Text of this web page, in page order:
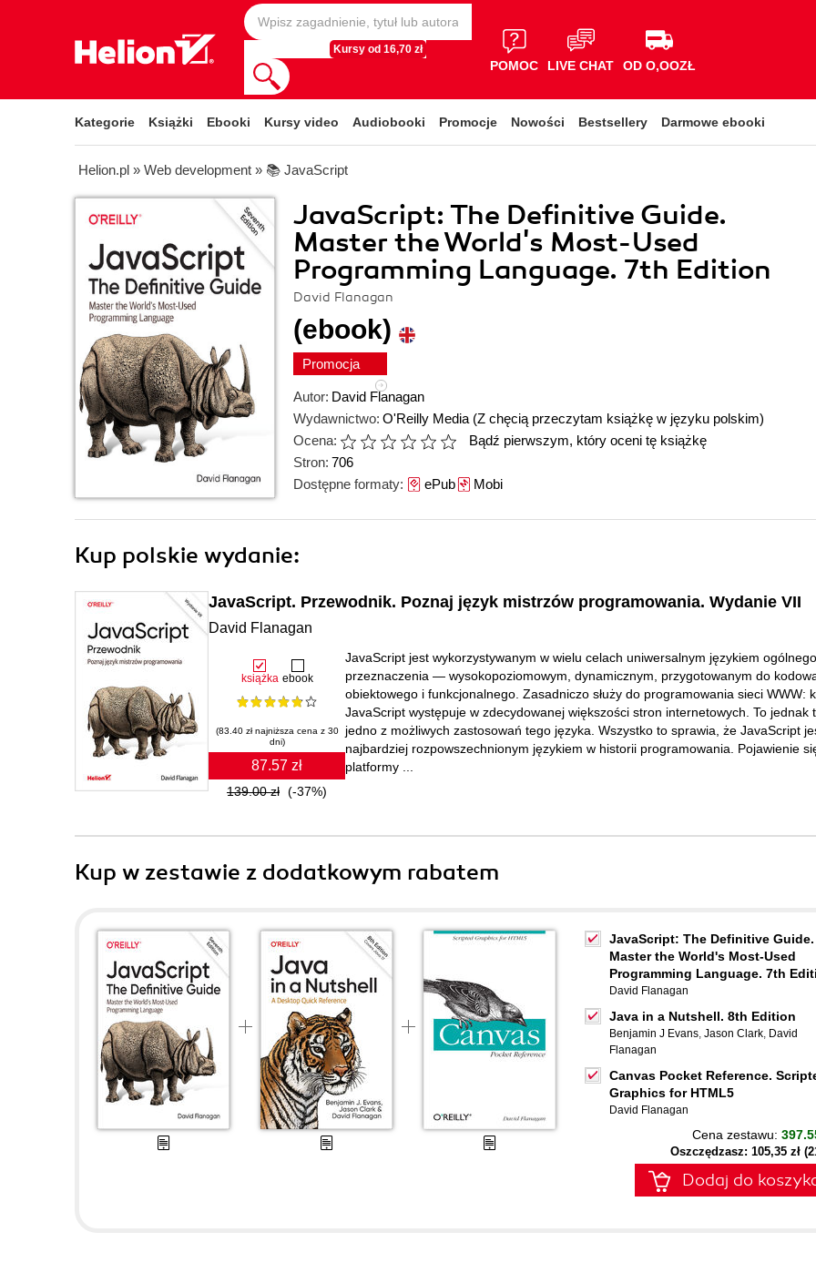
Kursy od 16,70 zł
POMOC LIVE CHAT OD O,OOZŁ
Kategorie Książki Ebooki Kursy video Audiobooki Promocje Nowości Bestsellery Darmowe ebooki
Helion.pl » Web development » 📚 JavaScript
JavaScript: The Definitive Guide.
Master the World's Most-Used
Programming Language. 7th Edition
David Flanagan
(ebook)
Promocja
Autor: David Flanagan
Wydawnictwo: O'Reilly Media (Z chęcią przeczytam książkę w języku polskim)
Ocena:
Bądź pierwszym, który oceni tę książkę
Stron: 706
Dostępne formaty: ePubMobi
Kup polskie wydanie:
JavaScript. Przewodnik. Poznaj język mistrzów programowania. Wydanie VII
David Flanagan
książka ebook
(83.40 zł najniższa cena z 30
dni)
87.57 zł
139.00 zł (-37%)
JavaScript jest wykorzystywanym w wielu celach uniwersalnym językiem ogólnego
przeznaczenia — wysokopoziomowym, dynamicznym, przygotowanym do
obiektowego i funkcjonalnego. Zasadniczo służy do programowania sieci WWW:
JavaScript występuje w zdecydowanej większości stron internetowych. To jednak
jedno z możliwych zastosowań tego języka. Wszystko to sprawia, że JavaScript
najbardziej rozpowszechnionym językiem w historii programowania. Pojawienie
platformy ...
Kup w zestawie z dodatkowym rabatem
JavaScript: The Definitive Guide.
Master the World's Most-Used
Programming Language. 7th
David Flanagan
Java in a Nutshell. 8th Edition
Benjamin J Evans, Jason Clark, David
Flanagan
Canvas Pocket Reference.
Graphics for HTML5
David Flanagan
Cena zestawu:
Oszczędzasz: 105,35 zł
Dodaj do